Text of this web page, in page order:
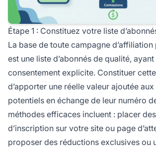
Étape 1 : Constituez votre liste
La base de toute campagne d’affiliation
est une liste d’abonnés de qualité,
consentement explicite. Constituer
d’apporter une réelle valeur ajoutée
potentiels en échange de leur numéro
méthodes efficaces incluent : placer
d’inscription sur votre site ou page
proposer des réductions exclusives ou